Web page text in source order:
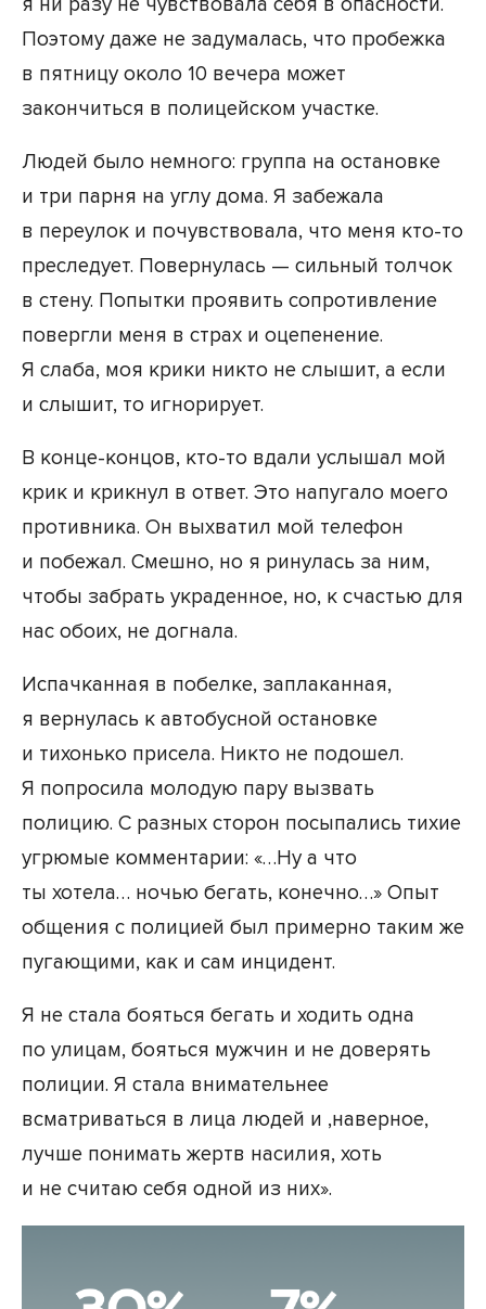
Поэтому даже не задумалась, что пробежка
в пятницу около 10 вечера может
закончиться в полицейском участке.
Людей было немного: группа на остановке
и три парня на углу дома. Я забежала
в переулок и почувствовала, что меня кто-то
преследует. Повернулась — сильный толчок
в стену. Попытки проявить сопротивление
повергли меня в страх и оцепенение.
Я слаба, моя крики никто не слышит, а если
и слышит, то игнорирует.
В конце-концов, кто-то вдали услышал мой
крик и крикнул в ответ. Это напугало моего
противника. Он выхватил мой телефон
и побежал. Смешно, но я ринулась за ним,
чтобы забрать украденное, но, к счастью для
нас обоих, не догнала.
Испачканная в побелке, заплаканная,
я вернулась к автобусной остановке
и тихонько присела. Никто не подошел.
Я попросила молодую пару вызвать
полицию. С разных сторон посыпались тихие
угрюмые комментарии: «…Ну а что
ты хотела… ночью бегать, конечно…» Опыт
общения с полицией был примерно таким же
пугающими, как и сам инцидент.
Я не стала бояться бегать и ходить одна
по улицам, бояться мужчин и не доверять
полиции. Я стала внимательнее
всматриваться в лица людей и ,наверное,
лучше понимать жертв насилия, хоть
и не считаю себя одной из них».